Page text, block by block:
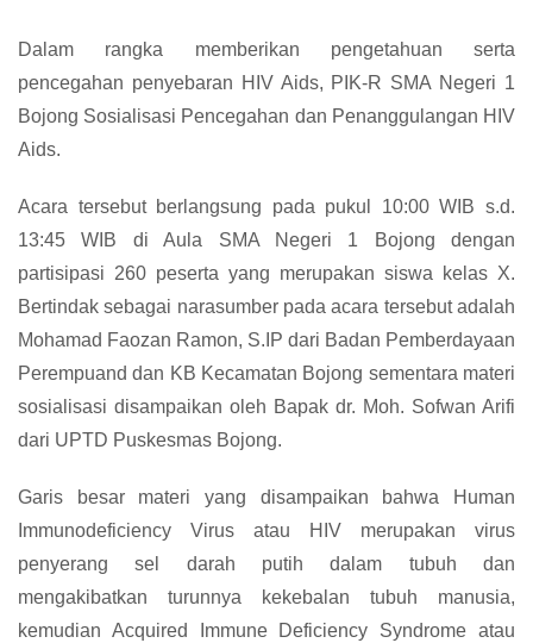
Dalam rangka memberikan pengetahuan serta
pencegahan penyebaran HIV Aids, PIK-R SMA Negeri 1
Bojong Sosialisasi Pencegahan dan Penanggulangan HIV
Aids.
Acara tersebut berlangsung pada pukul 10:00 WIB s.d.
13:45 WIB di Aula SMA Negeri 1 Bojong dengan
partisipasi 260 peserta yang merupakan siswa kelas X.
Bertindak sebagai narasumber pada acara tersebut adalah
Mohamad Faozan Ramon, S.IP dari Badan Pemberdayaan
Perempuand dan KB Kecamatan Bojong sementara materi
sosialisasi disampaikan oleh Bapak dr. Moh. Sofwan Arifi
dari UPTD Puskesmas Bojong.
Garis besar materi yang disampaikan bahwa Human
Immunodeficiency Virus atau HIV merupakan virus
penyerang sel darah putih dalam tubuh dan
mengakibatkan turunnya kekebalan tubuh manusia,
kemudian Acquired Immune Deficiency Syndrome atau